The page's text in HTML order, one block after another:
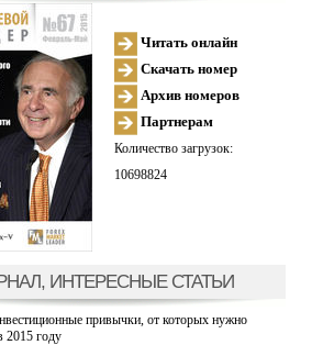
Читать онлайн
Скачать номер
Архив номеров
Партнерам
Количество загрузок:
10698824
ИНТЕРЕСНЫЕ СТАТЬИ
привычки, от которых нужно
2015 году